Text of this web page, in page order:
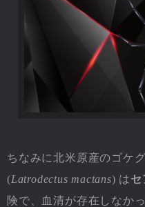
ちなみに北米原産のゴケ
(Latrodectus mactans) はセ
険で、血清が存在しなか